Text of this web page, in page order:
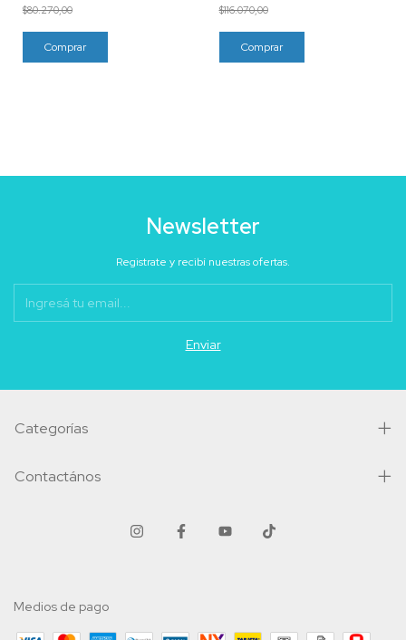
$80.270,00 $116.070,00
Newsletter
Registrate y recibí nuestras ofertas.
Categorías
Contactános
Medios de pago